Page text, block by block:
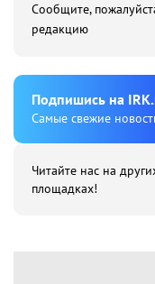
Сообщите,
редакцию
Подпишиcь на
Cамые свежие
Читайте нас на
площадках!